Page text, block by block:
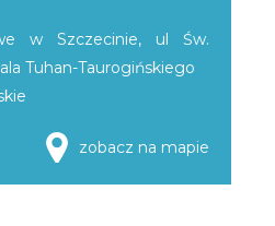
w Szczecinie, ul Św.
Tuhan-Taurogińskiego
zobacz na mapie